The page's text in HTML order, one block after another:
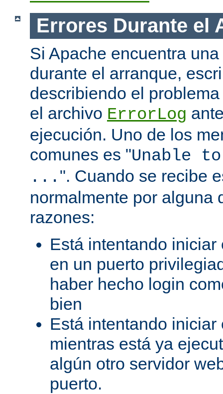
Errores Durante el
Si Apache encuentra
durante el arranque,
describiendo el
el archivo ErrorLog
ejecución. Uno de los
comunes es "Unable
... ". Cuando se recibe
normalmente por alguna
razones:
Está intentando
en un puerto
haber hecho login
bien
Está intentando
mientras está ya
algún otro servidor
puerto.